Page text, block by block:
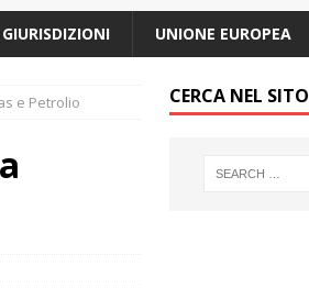
GIURISDIZIONI UNIONE EUROPEA
e Petrolio CERCA NEL SITO